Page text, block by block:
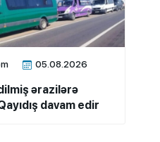
05.08.2026
ərazilərə
davam edir